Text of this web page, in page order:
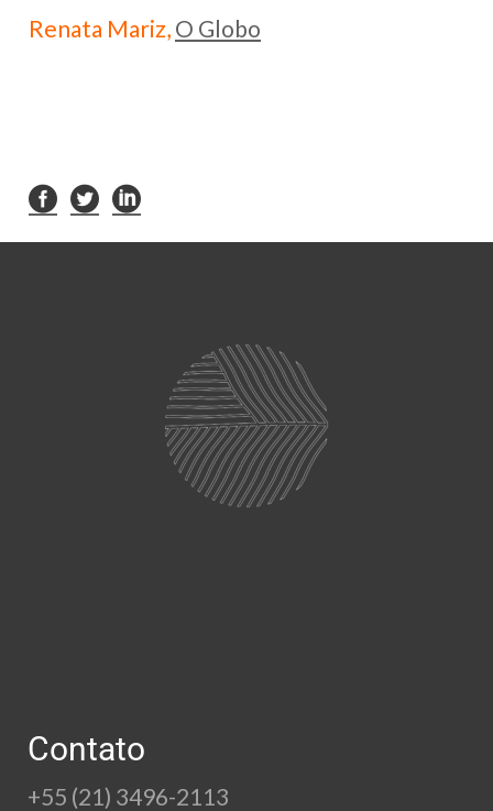
Renata Mariz, O Globo
Contato
+55 (21) 3496-2113